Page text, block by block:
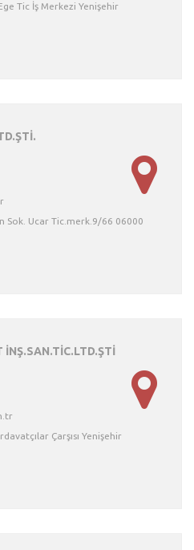
Tic İş Merkezi Yenişehir
Sok. Ucar Tic.merk.9/66 06000
İNŞ.SAN.TİC.LTD.ŞTİ
Çarşısı Yenişehir